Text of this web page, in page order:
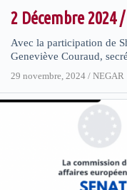
2 Décembre 2024
Avec la participation de
Geneviève Couraud,
29 novembre, 2024 / NEGAR